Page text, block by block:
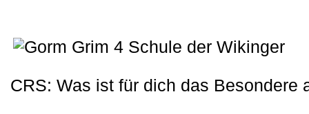
CRS: Was ist für dich das Besondere